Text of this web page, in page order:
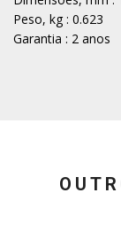
Peso, kg : 0.623
Garantia : 2 anos